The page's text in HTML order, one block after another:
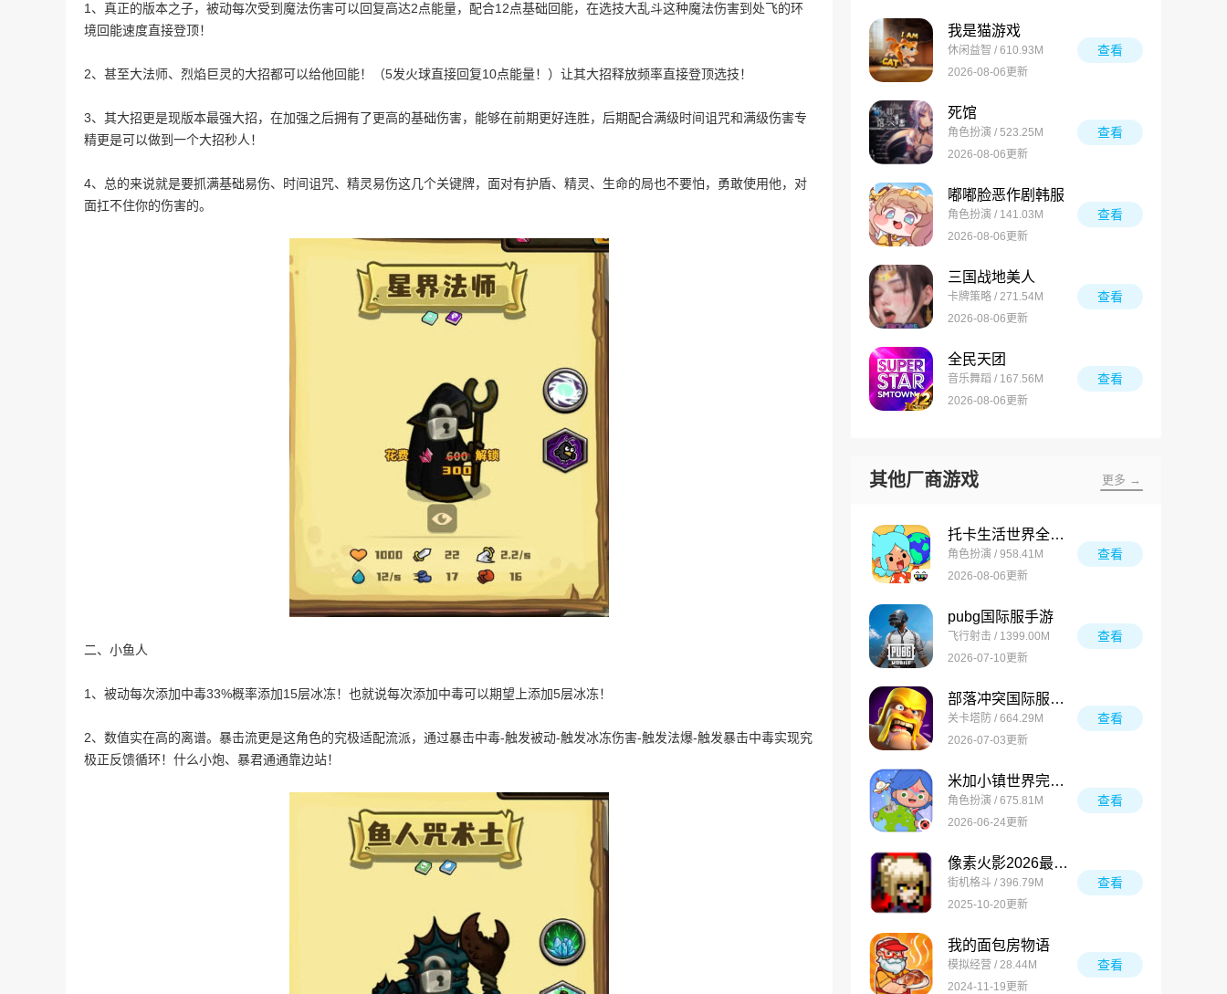
1、真正的版本之子，被动每次受到魔法伤害可以回复高达2点能量，配合12点基础回能，在选技大乱斗这种魔法伤害到处飞的环
境回能速度直接登顶！
2、甚至大法师、烈焰巨灵的大招都可以给他回能！（5发火球直接回复10点能量！）让其大招释放频率直接登顶选技！
3、其大招更是现版本最强大招，在加强之后拥有了更高的基础伤害，能够在前期更好连胜，后期配合满级时间诅咒和满级伤害专
精更是可以做到一个大招秒人！
4、总的来说就是要抓满基础易伤、时间诅咒、精灵易伤这几个关键牌，面对有护盾、精灵、生命的局也不要怕，勇敢使用他，对
面扛不住你的伤害的。
二、小鱼人
1、被动每次添加中毒33%概率添加15层冰冻！也就说每次添加中毒可以期望上添加5层冰冻！
2、数值实在高的离谱。暴击流更是这角色的究极适配流派，通过暴击中毒-触发被动-触发冰冻伤害-触发法爆-触发暴击中毒实现究
极正反馈循环！什么小炮、暴君通通靠边站！
我是猫游戏
休闲益智 / 610.93M
2026-08-06更新
查看
死馆
角色扮演 / 523.25M
2026-08-06更新
查看
嘟嘟脸恶作剧韩服
角色扮演 / 141.03M
2026-08-06更新
查看
三国战地美人
卡牌策略 / 271.54M
2026-08-06更新
查看
全民天团
音乐舞蹈 / 167.56M
2026-08-06更新
查看
其他厂商游戏 更多 →
托卡生活世界全解锁版
角色扮演 / 958.41M
2026-08-06更新
查看
pubg国际服手游
飞行射击 / 1399.00M
2026-07-10更新
查看
部落冲突国际服最新版
关卡塔防 / 664.29M
2026-07-03更新
查看
米加小镇世界完整版
角色扮演 / 675.81M
2026-06-24更新
查看
像素火影2026最新版
街机格斗 / 396.79M
2025-10-20更新
查看
我的面包房物语
模拟经营 / 28.44M
2024-11-19更新
查看